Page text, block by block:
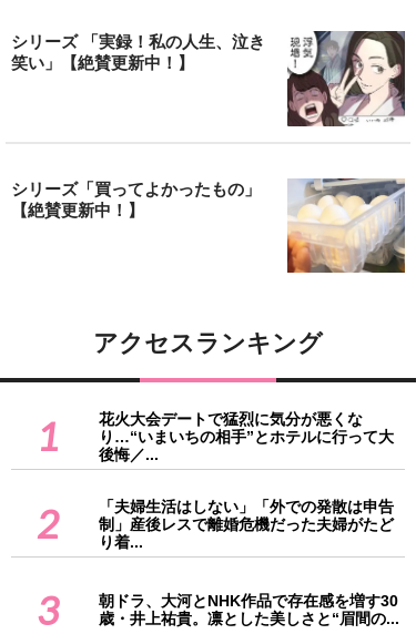
シリーズ 「実録！私の人生、泣き
笑い」【絶賛更新中！】
シリーズ「買ってよかったもの」
【絶賛更新中！】
アクセスランキング
1
花火大会デートで猛烈に気分が悪くな
り…“いまいちの相手”とホテルに行って大
後悔／...
2
「夫婦生活はしない」「外での発散は申告
制」産後レスで離婚危機だった夫婦がたど
り着...
3
朝ドラ、大河とNHK作品で存在感を増す30
歳・井上祐貴。凛とした美しさと“眉間の...